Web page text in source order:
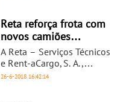
de lonas com kit
harmónico, à empresa
Reta reforça frota com
novos camiões
frigoríficos
A Reta – Serviços Técnicos
e Rent-aCargo, S. A.,
empresa líder no aluguer
26-6-2018 16:42:14